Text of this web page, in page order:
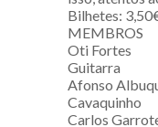
Bilhetes:
MEMBROS
Oti Fortes
Guitarra
Afonso
Cavaquinho
Carlos